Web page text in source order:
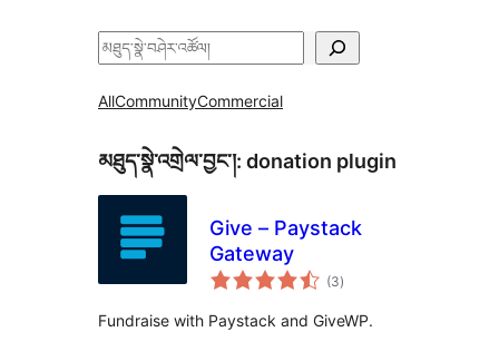
བཤེར་
AllCommunityCommercial
མཐུད་སྣེ་འགྲེལ་བྱང་།: donation plugin
Give – Paystack
Gateway
(3གདེང་
འཇོག་
ཚང་།
)
Fundraise with Paystack and GiveWP.